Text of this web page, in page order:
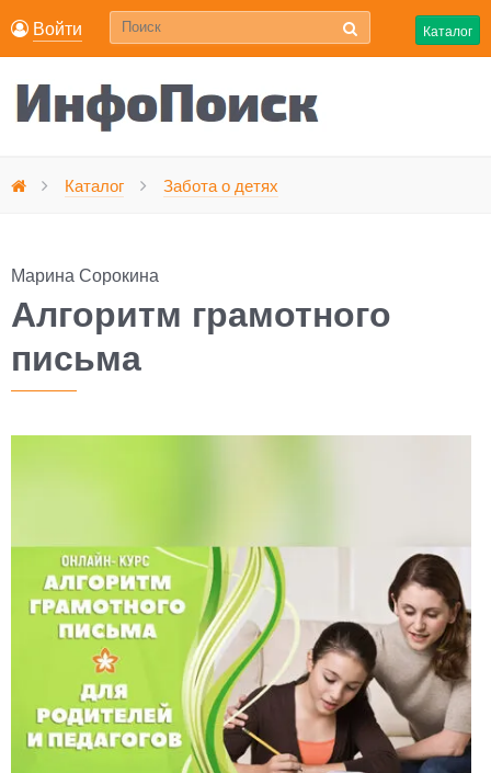
Войти Каталог
Каталог Забота о детях
Марина Сорокина
Алгоритм грамотного
письма